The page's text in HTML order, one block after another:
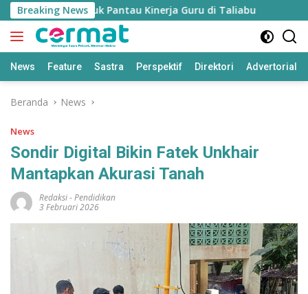
Langsung
ke
konten
Breaking News
Disiapkan untuk Pantau Kinerja Guru di Taliabu
News Feature Sastra Perspektif Direktori Advertorial
Beranda News
News
Sondir Digital Bikin Fatek Unkhair
Mantapkan Akurasi Tanah
Redaksi-Pendidikan
3 Februari 2026